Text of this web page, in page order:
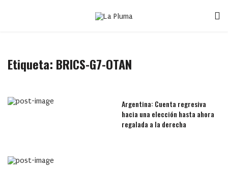
Etiqueta: BRICS-G7-OTAN
Argentina: Cuenta regresiva
hacia una elección hasta ahora
regalada a la derecha